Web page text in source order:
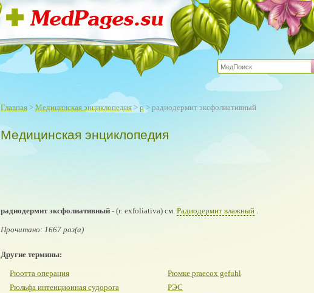
Главная > Медицинская энциклопедия > р> радиодермит эксфолиативный
Медицинская энциклопедия
радиодермит эксфолиативный - (г. exfoliativa) см. Радиодермит влажный .
Прочитано: 1667 раз(а)
Другие термины:
Рюотта операция
Рюмке praecox gefuhl
Рюльфа интенционная судорога
РЭС